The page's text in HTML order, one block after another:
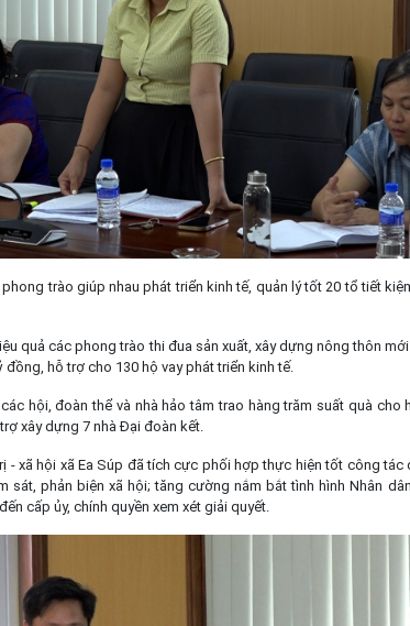
trào giúp nhau phát triển kinh tế, quản lý tốt 20 tổ tiết
quả các phong trào thi đua sản xuất, xây dựng nông thôn
hỗ trợ cho 130 hộ vay phát triển kinh tế.
hội, đoàn thể và nhà hảo tâm trao hàng trăm suất quà cho
xây dựng 7 nhà Đại đoàn kết.
- xã hội xã Ea Súp đã tích cực phối hợp thực hiện tốt công tác
sát, phản biện xã hội; tăng cường nắm bắt tình hình Nhân
cấp ủy, chính quyền xem xét giải quyết.